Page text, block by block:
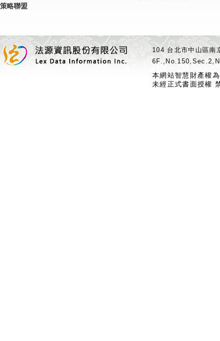
策略聯盟
104 台北市中山區
本網站智慧財產權
未經正式書面授權